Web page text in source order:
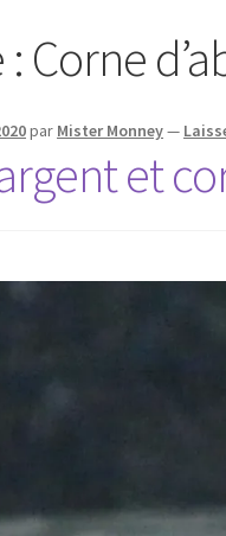
Corne
par Mister Monney—
et